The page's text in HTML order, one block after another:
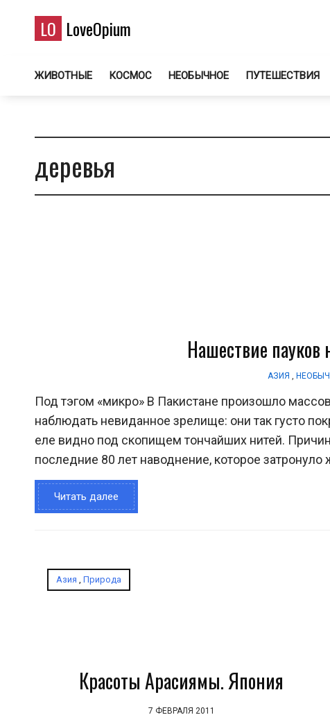
LO LoveOpium
ЖИВОТНЫЕ КОСМОС НЕОБЫЧНОЕ ПУТЕШЕСТВИЯ
деревья
Нашествие пауков
АЗИЯ ,
Под тэгом «микро» В Пакистане произошло
наблюдать невиданное зрелище: они так густо
еле видно под скопищем тончайших нитей.
последние 80 лет наводнение, которое затронуло
Читать далее
Азия , Природа
Красоты Арасиямы. Япония
7 ФЕВРАЛЯ 2011